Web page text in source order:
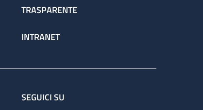
TRASPARENTE
INTRANET
SEGUICI SU